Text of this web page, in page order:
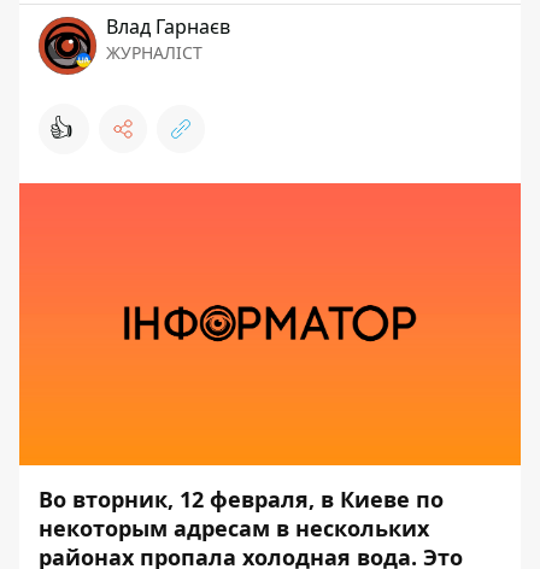
Влад Гарнаєв
ЖУРНАЛІСТ
👍
Во вторник, 12 февраля, в Киеве по
некоторым адресам в нескольких
районах пропала холодная вода. Это